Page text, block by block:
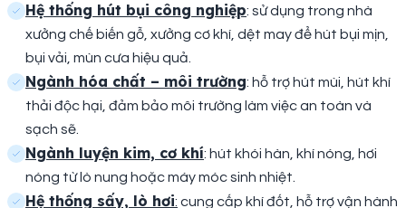
Hệ thống hút bụi công nghiệp: sử dụng trong nhà
xưởng chế biến gỗ, xưởng cơ khí, dệt may để hút bụi mịn,
bụi vải, mùn cưa hiệu quả.
Ngành hóa chất – môi trường: hỗ trợ hút mùi, hút khí
thải độc hại, đảm bảo môi trường làm việc an toàn và
sạch sẽ.
Ngành luyện kim, cơ khí: hút khói hàn, khí nóng, hơi
nóng từ lò nung hoặc máy móc sinh nhiệt.
Hệ thống sấy, lò hơi: cung cấp khí đốt, hỗ trợ vận hành